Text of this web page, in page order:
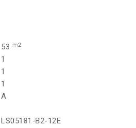
53 m2
1
1
1
A
LS05181-B2-12E